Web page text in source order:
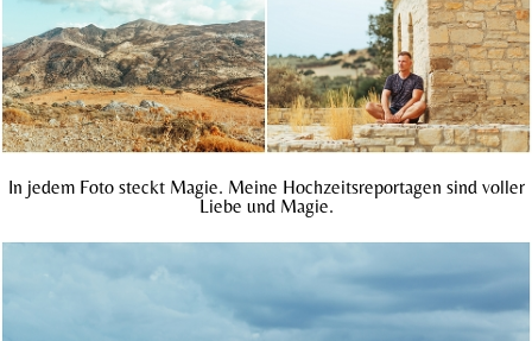
In jedem Foto steckt Magie. Meine Hochzeitsreportagen sind voller
Liebe und Magie.